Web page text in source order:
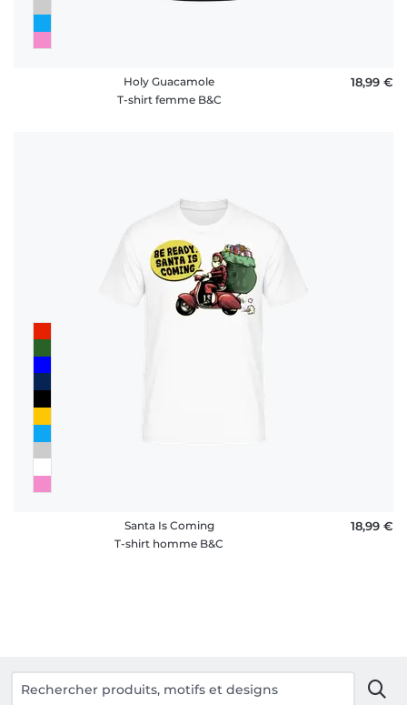
Holy Guacamole
T-shirt femme B&C
18,99 €
Santa Is Coming
T-shirt homme B&C
18,99 €